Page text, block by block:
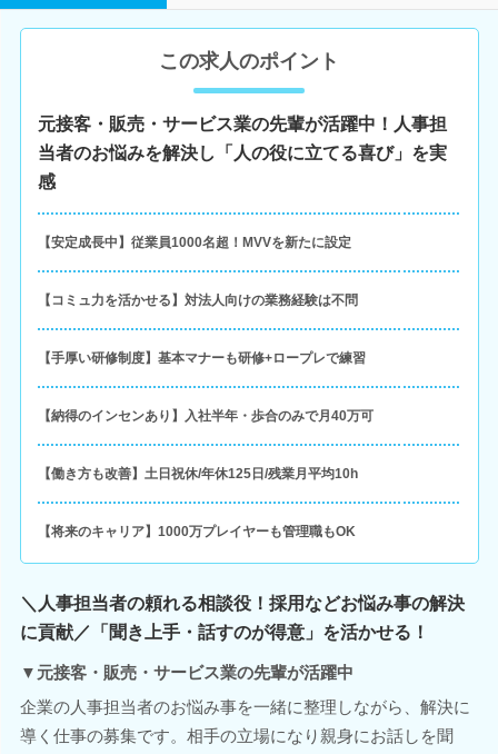
この求人のポイント
元接客・販売・サービス業の先輩が活躍中！人事担
当者のお悩みを解決し「人の役に立てる喜び」を実
感
【安定成長中】従業員1000名超！MVVを新たに設定
【コミュ力を活かせる】対法人向けの業務経験は不問
【手厚い研修制度】基本マナーも研修+ロープレで練習
【納得のインセンあり】入社半年・歩合のみで月40万可
【働き方も改善】土日祝休/年休125日/残業月平均10h
【将来のキャリア】1000万プレイヤーも管理職もOK
＼人事担当者の頼れる相談役！採用などお悩み事の解決
に貢献／「聞き上手・話すのが得意」を活かせる！
▼元接客・販売・サービス業の先輩が活躍中
企業の人事担当者のお悩み事を一緒に整理しながら、解決に
導く仕事の募集です。相手の立場になり親身にお話しを聞